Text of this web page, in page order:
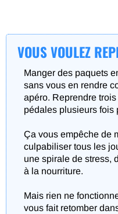
VOUS VOULEZ
Manger des paquets
sans vous en rendre
apéro. Reprendre
pédales plusieurs fois
Ça vous empêche de
culpabiliser tous les
une spirale de stress,
à la nourriture.
Mais rien ne
vous fait retomber